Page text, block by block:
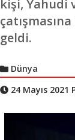
kişi, Yahudi
geldi.
Dünya
24 Mayıs 2021